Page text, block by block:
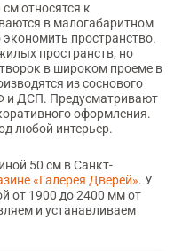
относятся к
в малогабаритном
пространство.
пространств, но
в широком проеме в
из соснового
и ДСП. Предусматривают
оформления.
любой интерьер.
50 см в Санкт-
«Галерея Дверей». У
от 1900 до 2400 мм от
и устанавливаем